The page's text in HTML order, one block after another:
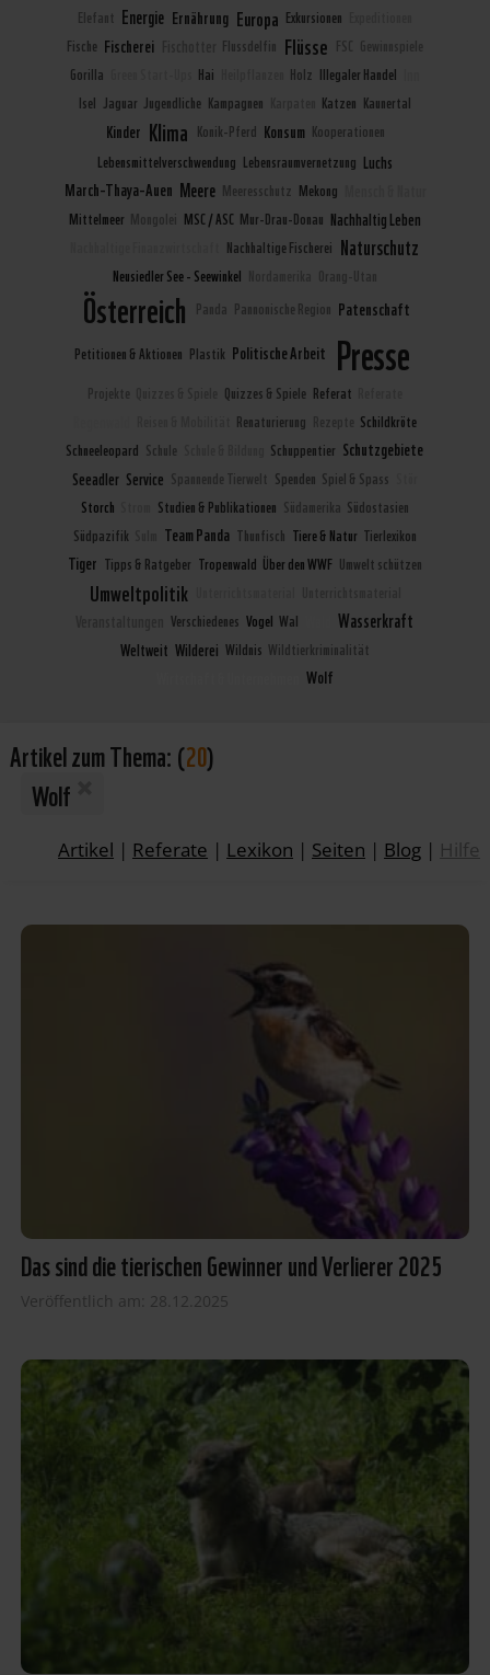
Elefant Energie Ernährung Europa Exkursionen
Fische Fischerei Flussdelfin Flüsse FSC
Gorilla
Hai Holz Illegaler Handel
Isel Jaguar Jugendliche Kampagnen Katzen Kaunertal
Kinder Klima Konik-Pferd Konsum Kooperationen
Lebensmittelverschwendung Lebensraumvernetzung Luchs
March-Thaya-Auen Meere Meeresschutz Mekong
Mittelmeer Mongolei MSC / ASC Mur-Drau-Donau Nachhaltig Leben
Nachhaltige Fischerei Naturschutz
Neusiedler See - Seewinkel
Österreich Panda Pannonische Region Patenschaft
Petitionen & Aktionen Plastik Politische Arbeit Presse
Projekte Quizzes & Spiele Referat
Renaturierung
Schildkröte
Schneeleopard Schule Schuppentier Schutzgebiete
Seeadler Service Spannende Tierwelt Spenden Spiel & Spass
Storch
Studien & Publikationen Südamerika Südostasien
Südpazifik
Team Panda Thunfisch Tiere & Natur Tierlexikon
Tiger Tipps & Ratgeber Tropenwald Über den WWF Umwelt schützen
Umweltpolitik
Verschiedenes Vogel Wal Wasserkraft
Weltweit Wilderei Wildnis Wildtierkriminalität
Wolf
Artikel zum Thema:(20)
Wolf
Artikel | Referate | Lexikon | Seiten | Blog | Hilfe
Das sind die tierischen Gewinner und Verlierer 2025
Veröffentlich am: 28.12.2025